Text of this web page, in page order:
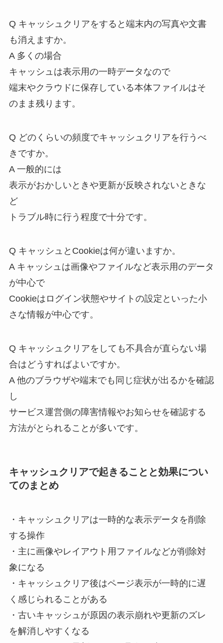
Q キャッシュクリアをすると端末内の写真や文書
も消えますか。
A 多くの場合
キャッシュは表示用の一時データなので
端末やクラウドに保存している本体ファイルはそ
のまま残ります。
Q どのくらいの頻度でキャッシュクリアを行うべ
きですか。
A 一般的には
表示がおかしいときや更新が反映されないときな
ど
トラブル時に行う程度で十分です。
Q キャッシュとCookieは何が違いますか。
A キャッシュは画像やファイルなど表示用のデータ
が中心で
Cookieはログイン状態やサイトの設定といった小
さな情報が中心です。
Q キャッシュクリアをしても不具合が直らない場
合はどうすればよいですか。
A 他のブラウザや端末でも同じ症状が出るかを確認
し
サービス運営側の障害情報やお知らせを確認する
方法がとられることが多いです。
キャッシュクリアで起きることと効果につい
てのまとめ
・キャッシュクリアは一時的な表示データを削除
する操作
・主に画像やレイアウト用ファイルなどが削除対
象になる
・キャッシュクリア後はページ表示が一時的に遅
く感じられることがある
・古いキャッシュが原因の表示崩れや更新のズレ
を解消しやすくなる